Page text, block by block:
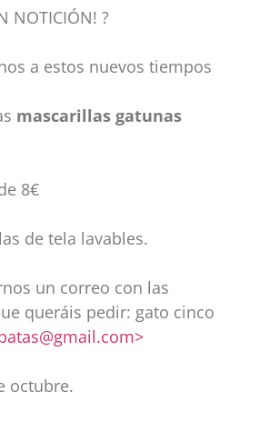
NOTICIÓN! ?
a estos nuevos tiempos
mascarillas gatunas
8€
de tela lavables.
un correo con las
queráis pedir: gato cinco
octubre.